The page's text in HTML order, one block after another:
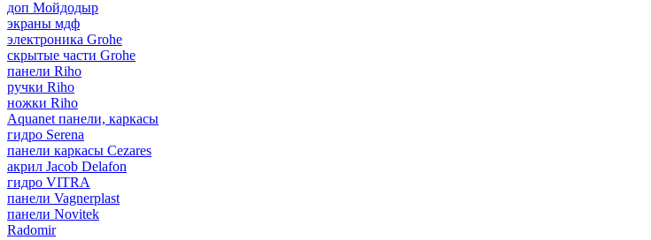
доп Мойдодыр
экраны мдф
электроника Grohe
скрытые части Grohe
панели Riho
ручки Riho
ножки Riho
Aquanet панели, каркасы
гидро Serena
панели каркасы Cezares
акрил Jacob Delafon
гидро VITRA
панели Vagnerplast
панели Novitek
Radomir